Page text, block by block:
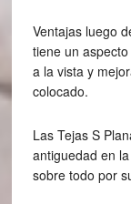
Ventajas luego
tiene un
a la vista y
colocado.
Las Tejas S
antiguedad en
sobre todo por